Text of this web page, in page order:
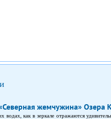
жемчужина» Озера
водах, как в зеркале отражаются